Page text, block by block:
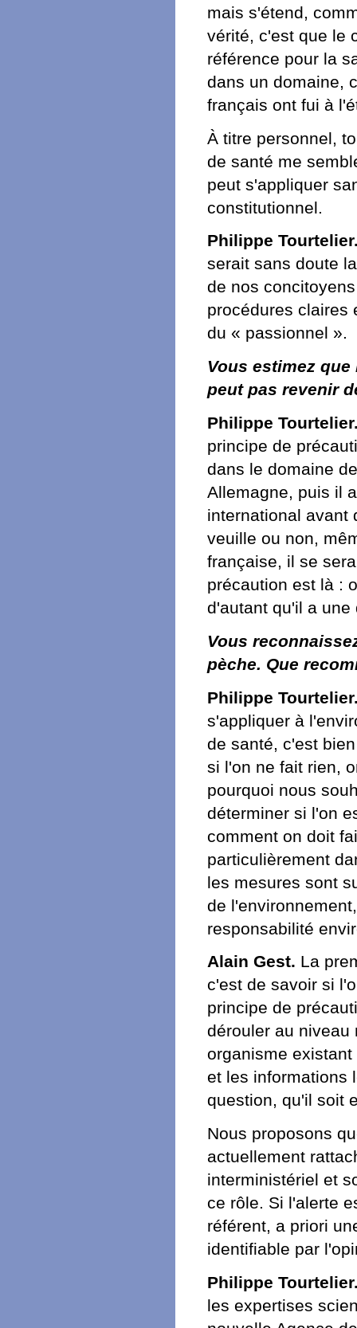
mais s'étend,
vérité, c'est que le
référence pour la
dans un domaine,
français ont fui à
À titre personnel,
de santé me
peut s'appliquer
constitutionnel.
Philippe
serait sans doute
de nos
procédures claires
du « passionnel ».
Vous estimez
peut pas revenir
Philippe
principe de
dans le domaine
Allemagne, puis il
international avant
veuille ou non,
française, il se
précaution est là :
d'autant qu'il a
Vous
pèche. Que
Philippe
s'appliquer à
de santé, c'est
si l'on ne fait rien,
pourquoi nous
déterminer si l'on
comment on doit
particulièrement
les mesures sont
de
responsabilité
Alain Gest. La
c'est de savoir si
principe de
dérouler au niveau
organisme
et les informations
question, qu'il soit
Nous proposons
actuellement
interministériel et
ce rôle. Si l'alerte
référent, a priori
identifiable par
Philippe
les expertises